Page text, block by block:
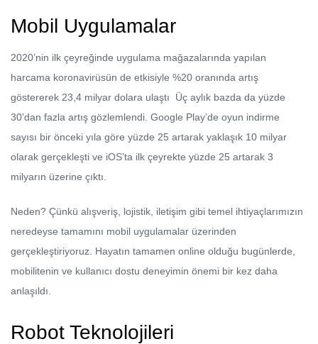
Mobil Uygulamalar
2020’nin ilk çeyreğinde uygulama mağazalarında yapılan
harcama koronavirüsün de etkisiyle %20 oranında artış
göstererek 23,4 milyar dolara ulaştı Üç aylık bazda da yüzde
30’dan fazla artış gözlemlendi. Google Play’de oyun indirme
sayısı bir önceki yıla göre yüzde 25 artarak yaklaşık 10 milyar
olarak gerçekleşti ve iOS’ta ilk çeyrekte yüzde 25 artarak 3
milyarın üzerine çıktı.
Neden? Çünkü alışveriş, lojistik, iletişim gibi temel ihtiyaçlarımızın
neredeyse tamamını mobil uygulamalar üzerinden
gerçekleştiriyoruz. Hayatın tamamen online olduğu bugünlerde,
mobilitenin ve kullanıcı dostu deneyimin önemi bir kez daha
anlaşıldı.
Robot Teknolojileri